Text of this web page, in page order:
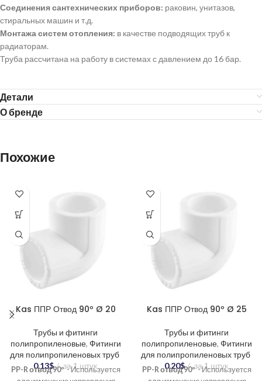
Соединения сантехнических приборов: раковин, унитазов,
стиральных машин и т.д.
Монтажа систем отопления: в качестве подводящих труб к
радиаторам.
Труба рассчитана на работу в системах с давлением до 16 бар.
Детали
О бренде
Похожие
Kas ППР Отвод 90º Ø 20
Трубы и фитинги
полипропиленовые, Фитинги
для полипропиленовых труб
0.13$ за 1 штук
PP-R отвод 90º- Используется
Kas ППР Отвод 90º Ø 25
Трубы и фитинги
полипропиленовые, Фитинги
для полипропиленовых труб
0.20$ за 1 штук
PP-R отвод 90º- Используется